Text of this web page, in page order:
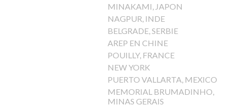
MINAKAMI, JAPON
NAGPUR, INDE
BELGRADE, SERBIE
AREP EN CHINE
POUILLY, FRANCE
NEW YORK
PUERTO VALLARTA, MEXICO
MEMORIAL BRUMADINHO,
MINAS GERAIS